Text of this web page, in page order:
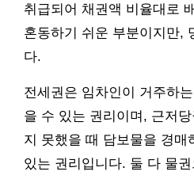
취급되어 채권액 비율대로
혼동하기 쉬운 부분이지만,
다.
전세권은 임차인이 거주하
을 수 있는 권리이며, 근저
지 못했을 때 담보물을 경매
있는 권리입니다. 둘 다 물